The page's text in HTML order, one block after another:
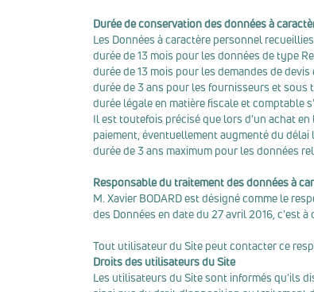
Durée de conservation des données à
Les Données à caractère personnel
durée de 13 mois pour les données de type
durée de 13 mois pour les demandes de
durée de 3 ans pour les fournisseurs et sous
durée légale en matière fiscale et comptable
Il est toutefois précisé que lors d'un achat
paiement, éventuellement augmenté du
durée de 3 ans maximum pour les données
Responsable du traitement des données à
M. Xavier BODARD est désigné comme le
des Données en date du 27 avril 2016, c'est
Tout utilisateur du Site peut contacter ce
Droits des utilisateurs du Site
Les utilisateurs du Site sont informés qu'ils